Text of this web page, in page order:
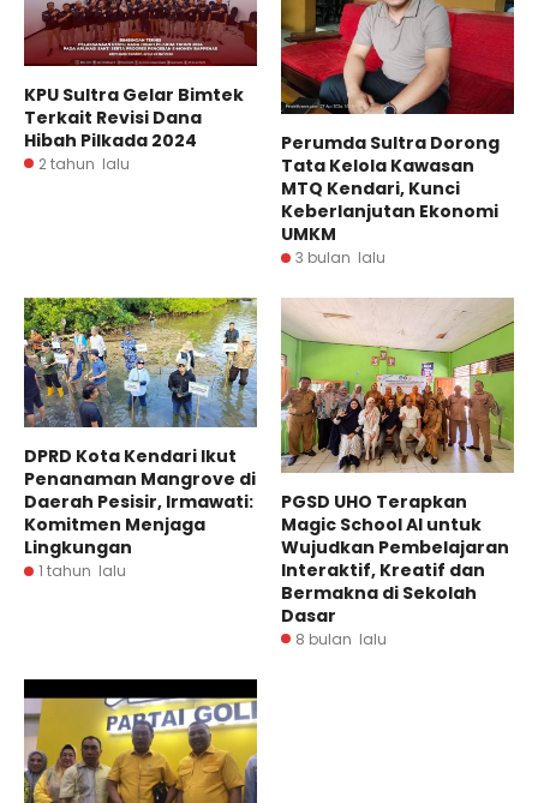
KPU Sultra Gelar Bimtek
Terkait Revisi Dana
Hibah Pilkada 2024
2 tahun lalu
Perumda Sultra Dorong
Tata Kelola Kawasan
MTQ Kendari, Kunci
Keberlanjutan Ekonomi
UMKM
3 bulan lalu
DPRD Kota Kendari Ikut
Penanaman Mangrove di
Daerah Pesisir, Irmawati:
Komitmen Menjaga
Lingkungan
1 tahun lalu
PGSD UHO Terapkan
Magic School AI untuk
Wujudkan Pembelajaran
Interaktif, Kreatif dan
Bermakna di Sekolah
Dasar
8 bulan lalu